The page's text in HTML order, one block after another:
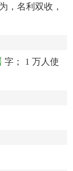
，名利双收，
字； 1 万人使